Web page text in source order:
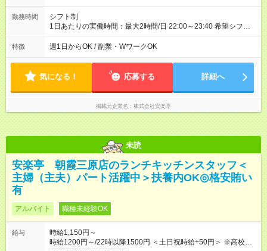
勤務時間
シフト制
1日あたりの実働時間：最大2時間/日 22:00～23:40 希望シフト
制！ 週1日～・1日3時間～OK！ ※18歳未満・高校生は21:30ま
での勤務 ＊短時間OK！学業と両立◎ ＊週4日以上のしっかり勤
暇の予定に合わせてのシフト相談も可能！
特徴 週1日からOK / 副業・WワークOK
気になる！ 応募する 詳細へ
掲載元企業名 株式会社安楽亭
未読
安楽亭 朝霞三原店のランチキッチンスタッフ＜
主婦（主夫）パート活躍中＞扶養内OK◎格安賄い
有
アルバイト 職種未経験OK
給与
時給1,150円～
時給1200円～/22時以降1500円 ＜土日祝時給+50円＞ ※高校生